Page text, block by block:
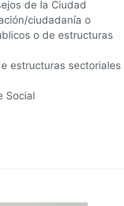
de la Ciudad
ciudadanía o
o de estructuras
estructuras sectoriales
Social